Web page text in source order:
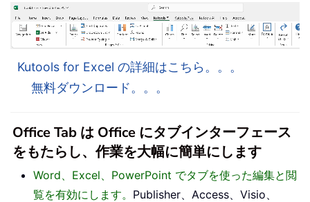
Kutools for Excel の詳細はこちら。。。
無料ダウンロード。。。
Office Tab は Office にタブインターフェース
をもたらし、作業を大幅に簡単にします
Word、Excel、PowerPoint でタブを使った編集と閲
覧を有効にします。 Publisher、Access、Visio、